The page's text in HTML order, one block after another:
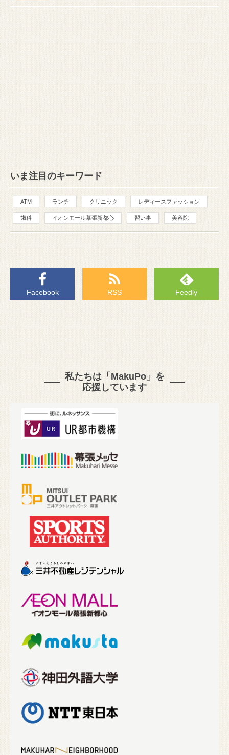
いま注目のキーワード
ATM ランチ クリニック レディースファッション
歯科 イオンモール幕張新都心 習い事 美容院
Facebook RSS Feedly
私たちは「MakuPo」を
応援しています